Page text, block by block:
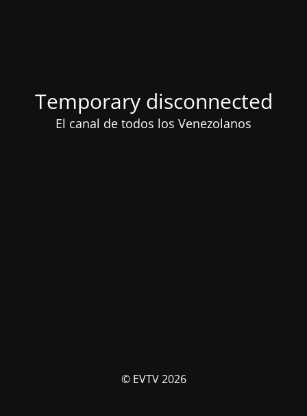
Temporary disconnected
El canal de todos los Venezolanos
© EVTV 2026